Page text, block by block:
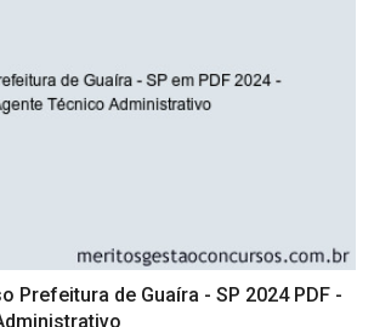
Prefeitura de Guaíra - SP 2024 PDF -